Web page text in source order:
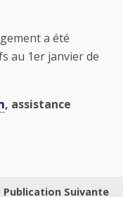
a été
au 1er janvier de
, assistance
Publication Suivante